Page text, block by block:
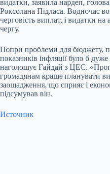
видатки, заявила нардеп,
Роксолана Підласа. Водночас
черговість виплат, і видатки
чергу.
Попри проблеми для бюджету,
показників інфляції було б
наголошує Гайдай з ЦЕС.
громадянам краще планувати
заощадження, що сприяє і
підсумував він.
Источник